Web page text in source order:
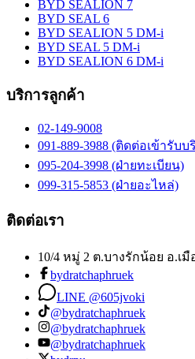
BYD SEALION 7
BYD SEAL 6
BYD SEALION 5 DM-i
BYD SEAL 5 DM-i
BYD SEALION 6 DM-i
บริการลูกค้า
02-149-9008
091-889-3988 (ติดต่อเข้ารับบ
095-204-3998 (ฝ่ายทะเบียน)
099-315-5853 (ฝ่ายอะไหล่)
ติดต่อเรา
10/4 หมู่ 2 ต.บางรักน้อย อ.เ
bydratchaphruek
LINE @605jvoki
@bydratchaphruek
@bydratchaphruek
@bydratchaphruek